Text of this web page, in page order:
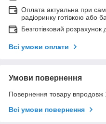
Оплата актуальна при
радіоринку готівкою або
Безготівковий
Всі умови оплати
Умови повернення
Повернення товару впродовж
Всі умови повернення